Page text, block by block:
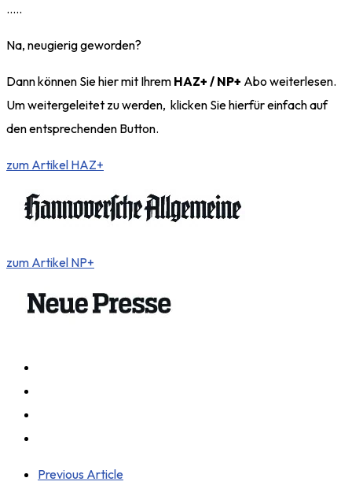
…..
Na, neugierig geworden?
Dann können Sie hier mit Ihrem HAZ+ / NP+ Abo weiterlesen.
Um weitergeleitet zu werden, klicken Sie hierfür einfach auf
den entsprechenden Button.
zum Artikel HAZ+
zum Artikel NP+
Previous Article